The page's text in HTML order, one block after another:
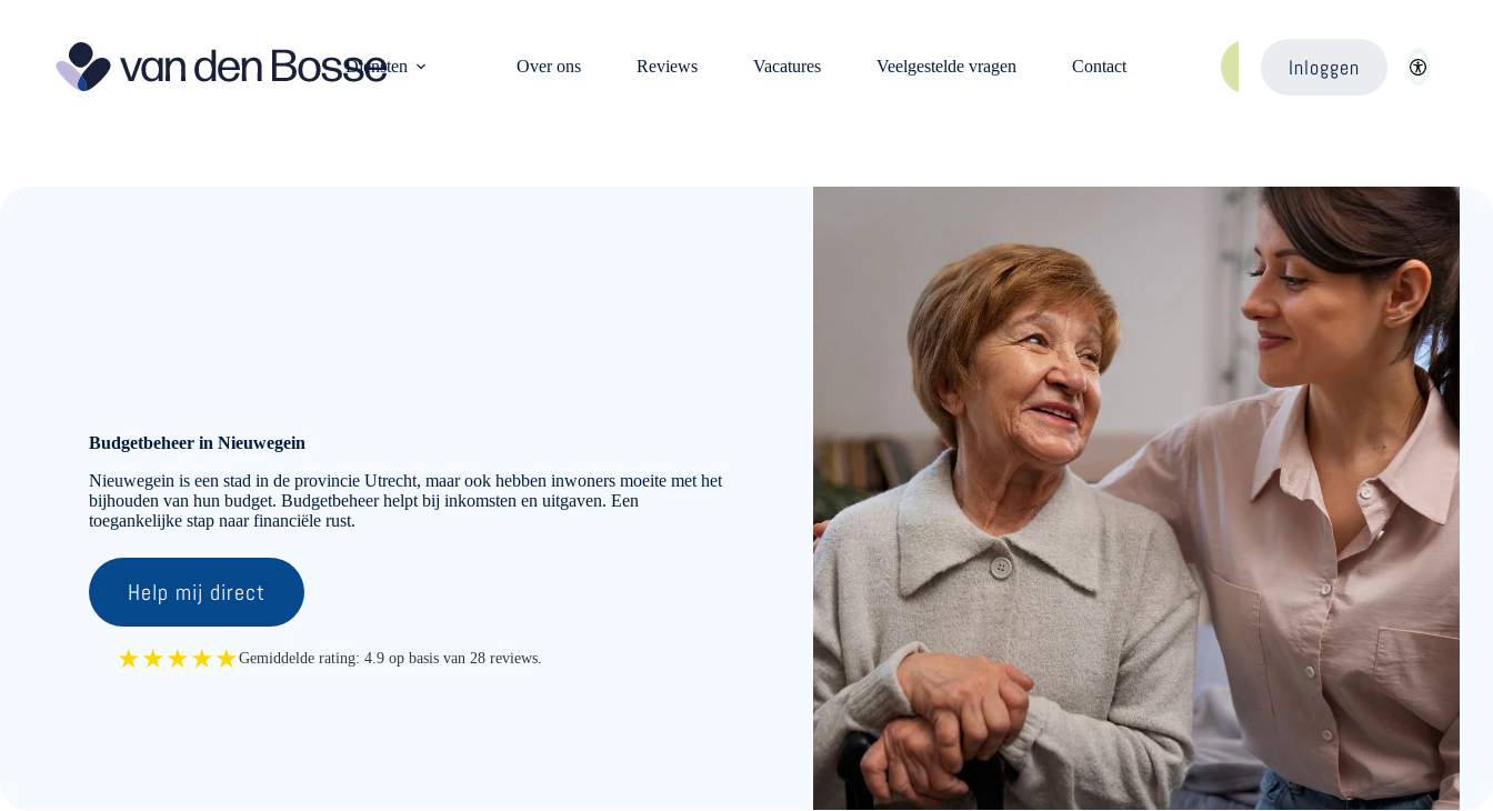
Diensten Over ons Reviews Vacatures Veelgestelde vragen Contact Aanmelden
Inloggen
Budgetbeheer in Nieuwegein
Nieuwegein is een stad in de provincie Utrecht, maar ook hebben inwoners moeite met het
bijhouden van hun budget. Budgetbeheer helpt bij inkomsten en uitgaven. Een
toegankelijke stap naar financiële rust.
Help mij direct
★★★★★Gemiddelde rating: 4.9 op basis van 28 reviews.